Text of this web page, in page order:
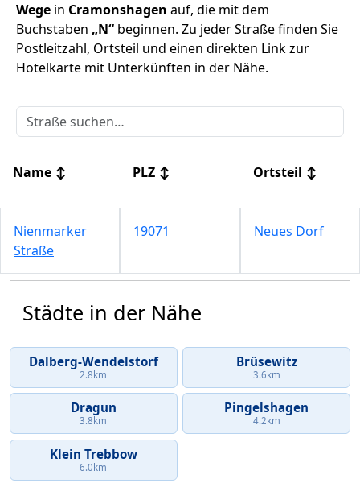
Wege in Cramonshagen auf, die mit dem
Buchstaben „N“ beginnen. Zu jeder Straße finden Sie
Postleitzahl, Ortsteil und einen direkten Link zur
Hotelkarte mit Unterkünften in der Nähe.
Name ↕ PLZ ↕ Ortsteil ↕
Nienmarker
Straße
19071 Neues Dorf
Städte in der Nähe
Dalberg-Wendelstorf
2.8km
Brüsewitz
3.6km
Dragun
3.8km
Pingelshagen
4.2km
Klein Trebbow
6.0km